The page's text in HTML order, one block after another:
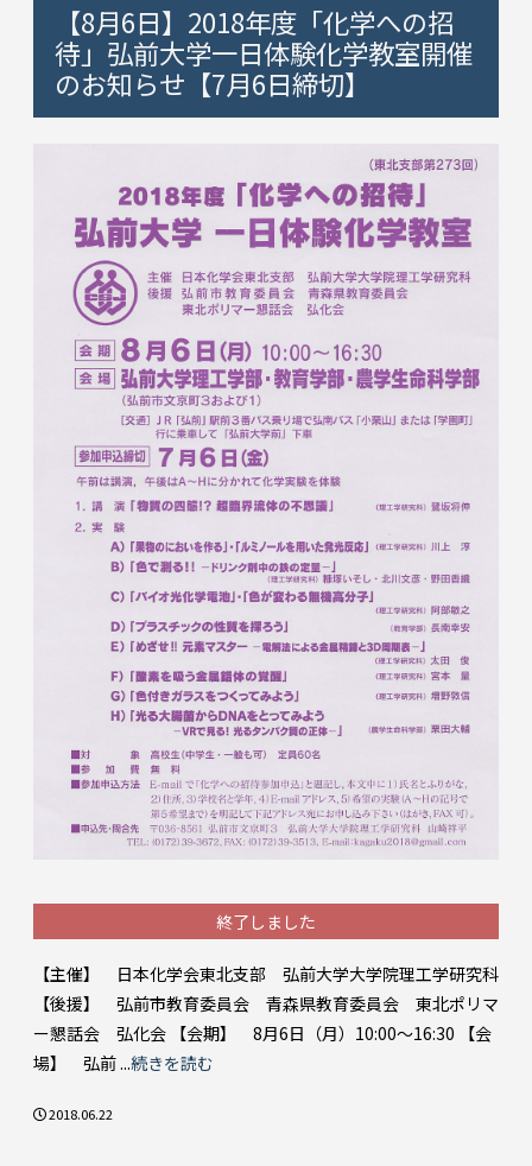
【8月6日】2018年度「化学への招
待」弘前大学一日体験化学教室開催
のお知らせ【7月6日締切】
終了しました
【主催】 日本化学会東北支部 弘前大学大学院理工学研究科
【後援】 弘前市教育委員会 青森県教育委員会 東北ポリマ
ー懇話会 弘化会 【会期】 8月6日（月）10:00～16:30 【会
場】 弘前 ...続きを読む
2018.06.22